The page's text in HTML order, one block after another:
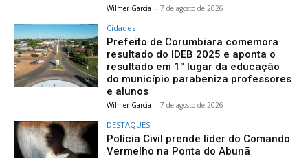
Wilmer Garcia - 7 de agosto de 2026
Cidades
Prefeito de Corumbiara comemora
resultado do IDEB 2025 e aponta o
resultado em 1° lugar da educação
do município parabeniza professores
e alunos
Wilmer Garcia - 7 de agosto de 2026
DESTAQUES
Polícia Civil prende líder do Comando
Vermelho na Ponta do Abunã